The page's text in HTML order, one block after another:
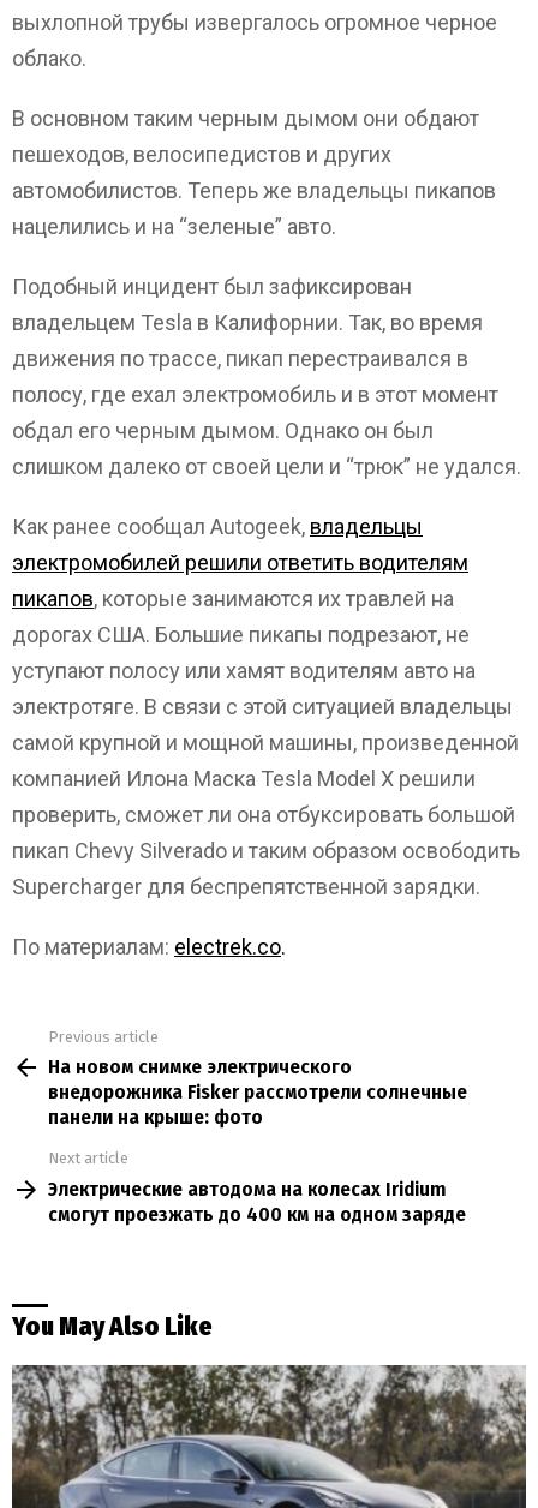
выхлопной трубы извергалось огромное черное
облако.
В основном таким черным дымом они обдают
пешеходов, велосипедистов и других
автомобилистов. Теперь же владельцы пикапов
нацелились и на “зеленые” авто.
Подобный инцидент был зафиксирован
владельцем Tesla в Калифорнии. Так, во время
движения по трассе, пикап перестраивался в
полосу, где ехал электромобиль и в этот момент
обдал его черным дымом. Однако он был
слишком далеко от своей цели и “трюк” не удался.
Как ранее сообщал Autogeek, владельцы
электромобилей решили ответить водителям
пикапов, которые занимаются их травлей на
дорогах США. Большие пикапы подрезают, не
уступают полосу или хамят водителям авто на
электротяге. В связи с этой ситуацией владельцы
самой крупной и мощной машины, произведенной
компанией Илона Маска Tesla Model X решили
проверить, сможет ли она отбуксировать большой
пикап Chevy Silverado и таким образом освободить
Supercharger для беспрепятственной зарядки.
По материалам: electrek.co.
more
Previous article
На новом снимке электрического
внедорожника Fisker рассмотрели солнечные
панели на крыше: фото
Next article
Электрические автодома на колесах Iridium
смогут проезжать до 400 км на одном заряде
You May Also Like